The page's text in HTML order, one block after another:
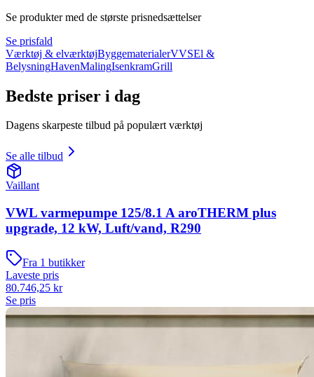
Se produkter med de største prisnedsættelser
Se prisfald
Værktøj & elværktøjByggematerialerVVSEl &
BelysningHavenMalingIsenkramGrill
Bedste priser i dag
Dagens skarpeste tilbud på populært værktøj
Se alle tilbud
Vaillant
VWL varmepumpe 125/8.1 A aroTHERM plus
upgrade, 12 kW, Luft/vand, R290
Fra 1 butikker
Laveste pris
80.746,25 kr
Se pris